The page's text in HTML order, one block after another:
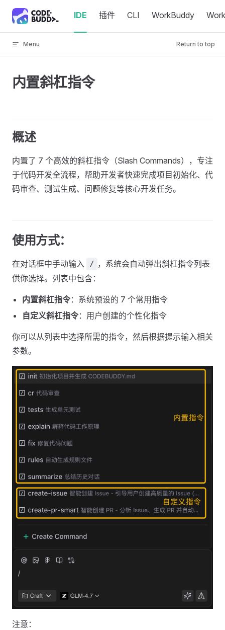
Skip to content IDE 插件 CLI WorkBuddy
Menu Return to top
内置斜杠指令
概述
内置了 7 个高效的斜杠指令（Slash Commands），专注
于代码开发全流程，帮助开发者快速完成项目初始化、代
码审查、测试生成、问题修复等核心开发任务。
使用方式：
在对话框中手动输入 / ，系统会自动弹出斜杠指令列表
供你选择。列表中包含：
内置斜杠指令：系统预设的 7 个常用指令
自定义斜杠指令：用户创建的个性化指令
你可以从列表中选择所需的指令，然后根据提示输入相关
参数。
注意：